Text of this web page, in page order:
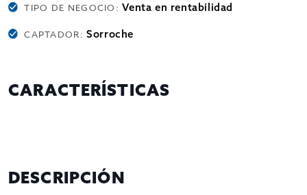
TIPO DE NEGOCIO:Venta en rentabilidad
CAPTADOR:Sorroche
CARACTERÍSTICAS
DESCRIPCIÓN